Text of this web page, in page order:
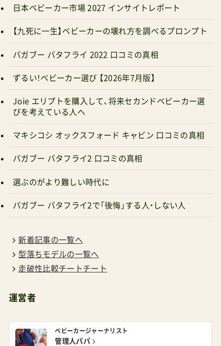
日本ベビーカー市場 2027 インサイトレポート
【九死に一生】ベビーカーの壊れ方を調べるプロンプト
バガブー バタフライ 2022 口コミの真相
ずるい！ベビーカー選び 【2026年7月版】
Joie エリプトを購入して、将来セカンドベビーカー選
びを考えている人へ
マキシコシ オックスフォード キャビン 口コミの真相
バガブー バタフライ2 口コミの真相
選ぶのがより難しい時代に
バガブー バタフライ2で「後悔」する人・しない人
新着記事の一覧へ
型落ちモデルの一覧へ
走破性比較チートチート
運営者
ベビーカージャーナリスト
管理人パパ